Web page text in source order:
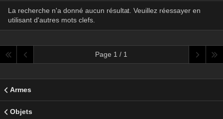
La recherche n'a donné aucun résultat. Veuillez réessayer en
utilisant d'autres mots clefs.
Page 1 / 1
Armes
Objets